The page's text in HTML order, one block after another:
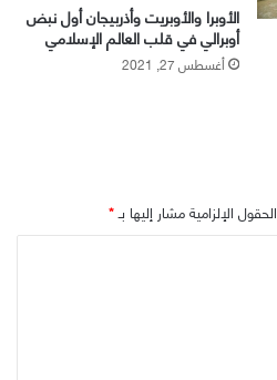
ﺍﻷﻭﺑﺮﺍ ﻭﺍﻷﻭﺑﺮﻳﺖ وأذربيجان أول نبض
أوبرالي في قلب العالم الإسلامي
أغسطس 27, 2021
الحقول الإلزامية مشار إليها بـ*